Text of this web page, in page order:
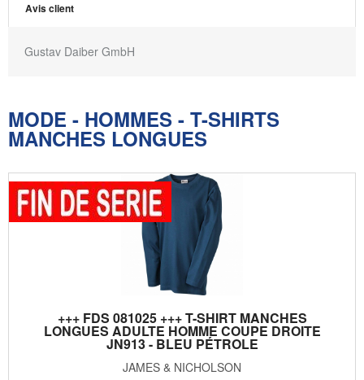
Avis client
Gustav Daiber GmbH
MODE - HOMMES - T-SHIRTS
MANCHES LONGUES
+++ FDS 081025 +++ T-SHIRT MANCHES
LONGUES ADULTE HOMME COUPE DROITE
JN913 - BLEU PÉTROLE
JAMES & NICHOLSON